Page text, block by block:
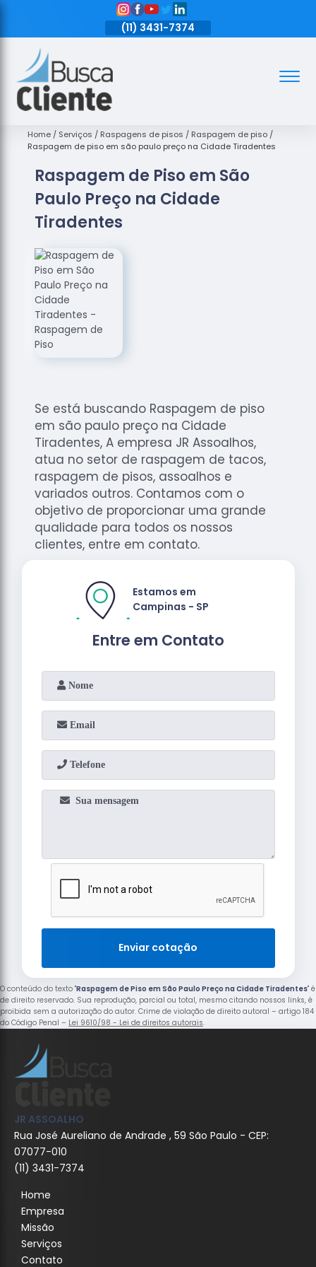
(11) 3431-7374
Assoalhos
de Madeira
Madeira
Empresas
de
Assoalhos
Loja de
Assoalhos
Raspagem
de
Assoalhos
Raspagem
Raspagem
de Tacos
de
Madeiras
de Pisos
Tacos de
Madeiras
Home Serviços Raspagens de pisos
Raspagem de piso
Raspagem de piso em são paulo preço na Cidade Tiradentes
Raspagem de Piso em São
Paulo Preço na Cidade
Tiradentes
Se está buscando Raspagem de piso
em são paulo preço na Cidade
Tiradentes, A empresa JR Assoalhos,
atua no setor de raspagem de tacos,
raspagem de pisos, assoalhos e
variados outros. Contamos com o
objetivo de proporcionar uma grande
qualidade para todos os nossos
clientes, entre em contato.
Entre em Contato
Estamos em
Campinas - SP
Enviar cotação
O conteúdo do texto "Raspagem de Piso em São Paulo Preço na Cidade Tiradentes" é
de direito reservado. Sua reprodução, parcial ou total, mesmo citando nossos links, é
proibida sem a autorização do autor. Crime de violação de direito autoral – artigo 184
do Código Penal – Lei 9610/98 - Lei de direitos autorais.
JR ASSOALHO
Rua José Aureliano de Andrade , 59 São Paulo - CEP:
07077-010
(11) 3431-7374
Home
Empresa
Missão
Serviços
Contato